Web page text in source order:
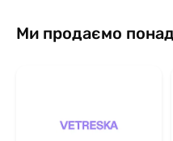
Ми продаємо